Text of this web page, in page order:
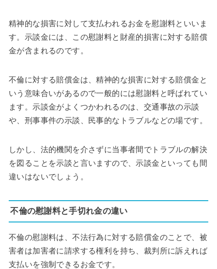
精神的な損害に対して支払われるお金を慰謝料といいま
す。示談金には、この慰謝料と財産的損害に対する賠償
金が含まれるのです。
不倫に対する賠償金は、精神的な損害に対する賠償金と
いう意味合いがあるので一般的には慰謝料と呼ばれてい
ます。示談金がよくつかわれるのは、交通事故の示談
や、刑事事件の示談、民事的なトラブルなどの場です。
しかし、法的機関を介さずに当事者間でトラブルの解決
を図ることを示談と言いますので、示談金といっても間
違いはないでしょう。
不倫の慰謝料と手切れ金の違い
不倫の慰謝料は、不法行為に対する賠償金のことで、被
害者は加害者に請求する権利を持ち、裁判所に訴えれば
支払いを強制できるお金です。